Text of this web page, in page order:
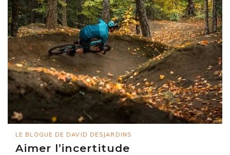
LE BLOGUE DE DAVID DESJARDINS
Aimer l’incertitude